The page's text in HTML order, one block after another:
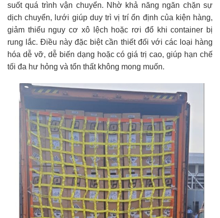
suốt quá trình vận chuyển. Nhờ khả năng ngăn chặn sự
dịch chuyển, lưới giúp duy trì vị trí ổn định của kiện hàng,
giảm thiểu nguy cơ xô lệch hoặc rơi đổ khi container bị
rung lắc. Điều này đặc biệt cần thiết đối với các loại hàng
hóa dễ vỡ, dễ biến dạng hoặc có giá trị cao, giúp hạn chế
tối đa hư hỏng và tổn thất không mong muốn.